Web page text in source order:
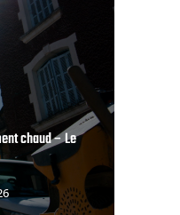
chaud – Le